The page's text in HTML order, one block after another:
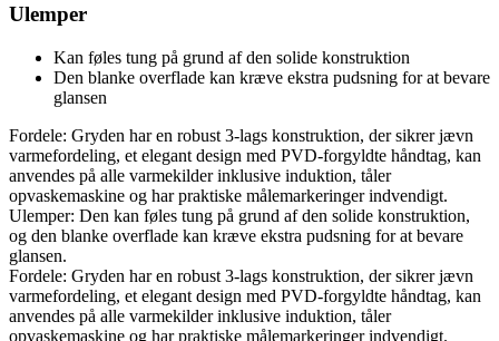
Ulemper
Kan føles tung på grund af den solide konstruktion
Den blanke overflade kan kræve ekstra pudsning for at bevare
glansen
Fordele: Gryden har en robust 3-lags konstruktion, der sikrer jævn
varmefordeling, et elegant design med PVD-forgyldte håndtag, kan
anvendes på alle varmekilder inklusive induktion, tåler
opvaskemaskine og har praktiske målemarkeringer indvendigt.
Ulemper: Den kan føles tung på grund af den solide konstruktion,
og den blanke overflade kan kræve ekstra pudsning for at bevare
glansen.
Fordele: Gryden har en robust 3-lags konstruktion, der sikrer jævn
varmefordeling, et elegant design med PVD-forgyldte håndtag, kan
anvendes på alle varmekilder inklusive induktion, tåler
opvaskemaskine og har praktiske målemarkeringer indvendigt.